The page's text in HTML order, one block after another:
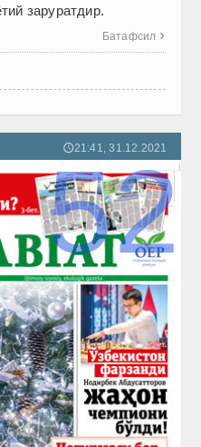
заруратдир.
Батафсил 
🕔21:41, 31.12.2021
52